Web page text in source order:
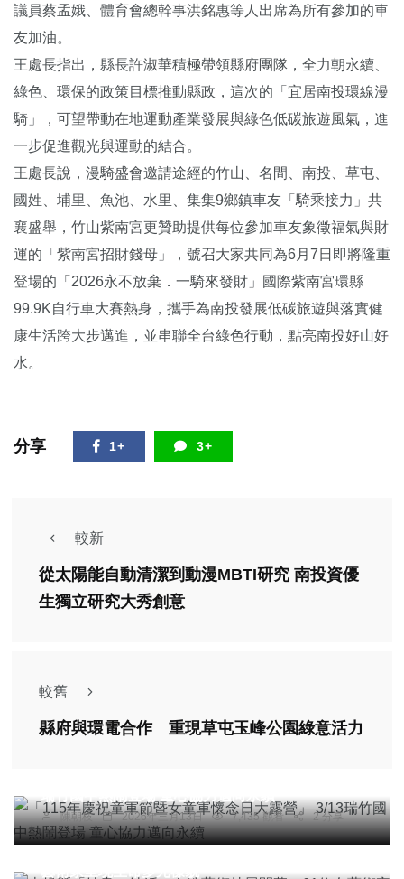
議員蔡孟娥、體育會總幹事洪銘惠等人出席為所有參加的車
友加油。
王處長指出，縣長許淑華積極帶領縣府團隊，全力朝永續、
綠色、環保的政策目標推動縣政，這次的「宜居南投環線漫
騎」，可望帶動在地運動產業發展與綠色低碳旅遊風氣，進
一步促進觀光與運動的結合。
王處長說，漫騎盛會邀請途經的竹山、名間、南投、草屯、
國姓、埔里、魚池、水里、集集9鄉鎮車友「騎乘接力」共
襄盛舉，竹山紫南宮更贊助提供每位參加車友象徵福氣與財
運的「紫南宮招財錢母」，號召大家共同為6月7日即將隆重
登場的「2026永不放棄．一騎來發財」國際紫南宮環縣
99.9K自行車大賽熱身，攜手為南投發展低碳旅遊與落實健
康生活跨大步邁進，並串聯全台綠色行動，點亮南投好山好
水。
分享 1+ 3+
較新
從太陽能自動清潔到動漫MBTI研究 南投資優
生獨立研究大秀創意
較舊
縣府與環電合作 重現草屯玉峰公園綠意活力
陳朝枝 2026年三月13日 7,435 觀看 2 分享
文教
南投縣「她畫．她話」女性藝術特展開幕 61位女